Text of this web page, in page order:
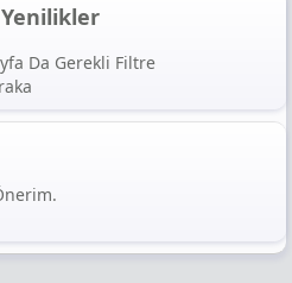
Da Gerekli Filtre